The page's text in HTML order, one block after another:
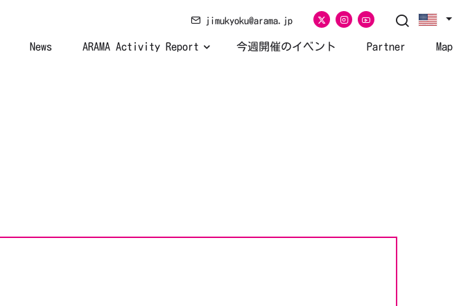
jimukyoku@arama.jp
News ARAMA Activity Report 今週開催のイベント Partner Map